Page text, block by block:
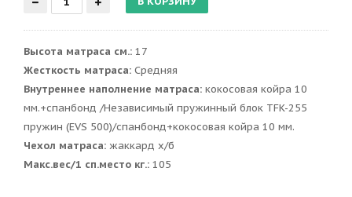
Высота матраса см.: 17
Жесткость матраса: Средняя
Внутреннее наполнение матраса: кокосовая койра 10
мм.+спанбонд /Независимый пружинный блок TFK-255
пружин (EVS 500)/спанбонд+кокосовая койра 10 мм.
Чехол матраса: жаккард х/б
Макс.вес/1 сп.место кг.: 105